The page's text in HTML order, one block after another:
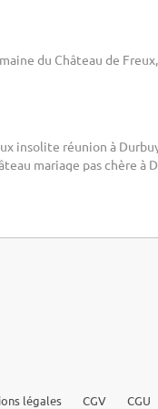
insolite réunion à
mariage pas chère à
légales CGV CGU